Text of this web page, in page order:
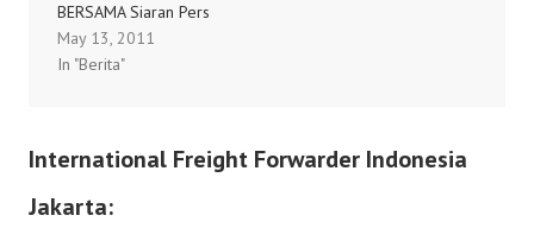
DEPARTEMEN 1. Menteri
Dalam Negeri :
Gamawan Fauzi…
BERSAMA Siaran Pers
Nomor: 25/Humas
Kesra/V/2011 CUTI
Bidang Kesejahteraan
HR Agung Laksono
May 13, 2011
In "Berita"
International Freight Forwarder Indonesia
Jakarta: